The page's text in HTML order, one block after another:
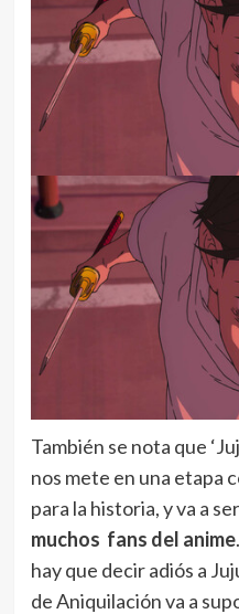
También se nota que
nos mete en una etapa
para la historia, y va a ser
muchos fans del anime
hay que decir adiós a
de Aniquilación va a